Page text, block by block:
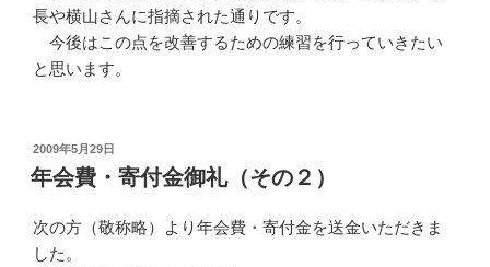
長や横山さんに指摘された通りです。
今後はこの点を改善するための練習を行っていきたい
と思います。
投
稿
日:
2009年5月29日
年会費・寄付金御礼（その２）
次の方（敬称略）より年会費・寄付金を送金いただきま
した。